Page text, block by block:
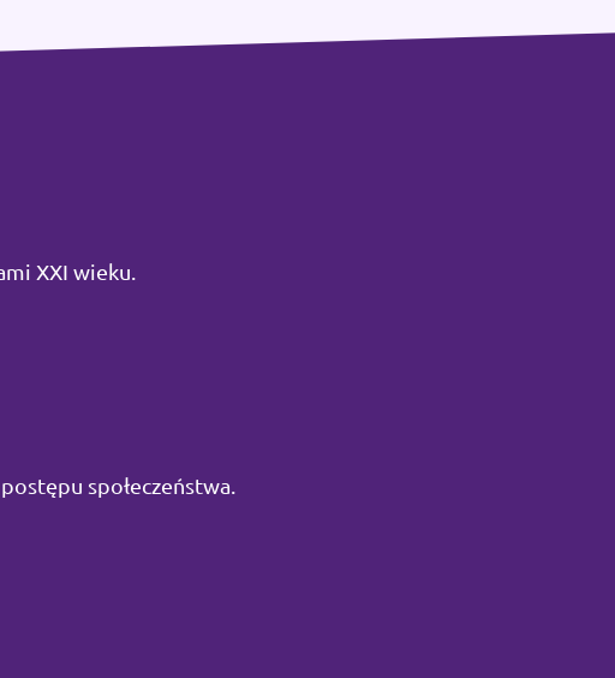
XXI wieku.
społeczeństwa.